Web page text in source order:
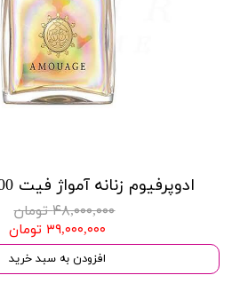
ادوپرفیوم زنانه آمواژ فیت 100 میلی لیتر
۴۸,۰۰۰,۰۰۰ تومان
۳۹,۰۰۰,۰۰۰ تومان
افزودن به سبد خرید